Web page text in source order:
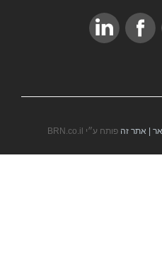
| אתר זהפותח ע״י BRN.co.il